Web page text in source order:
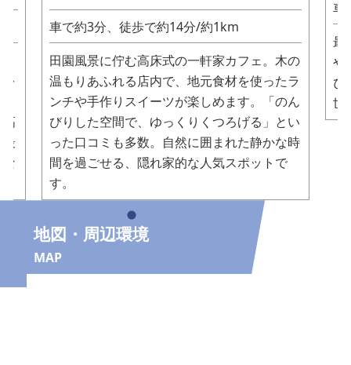
車で約3分、徒歩で約14分/約1km
田園風景に佇む高床式の一軒家カフェ。​木の
温もりあふれる店内で、地元食材を使ったラ
ンチや手作りスイーツが楽しめます。​「のん
びりした空間で、ゆっくりくつろげる」とい
った口コミも多数。​自然に囲まれた静かな時
間を過ごせる、隠れ家的な人気スポットで
す。
車
最
や
ぴ
世
地図・周辺環境
MAP